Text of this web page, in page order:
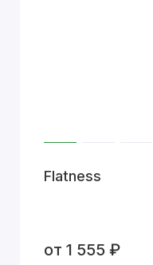
Flatness
от 1 555 ₽